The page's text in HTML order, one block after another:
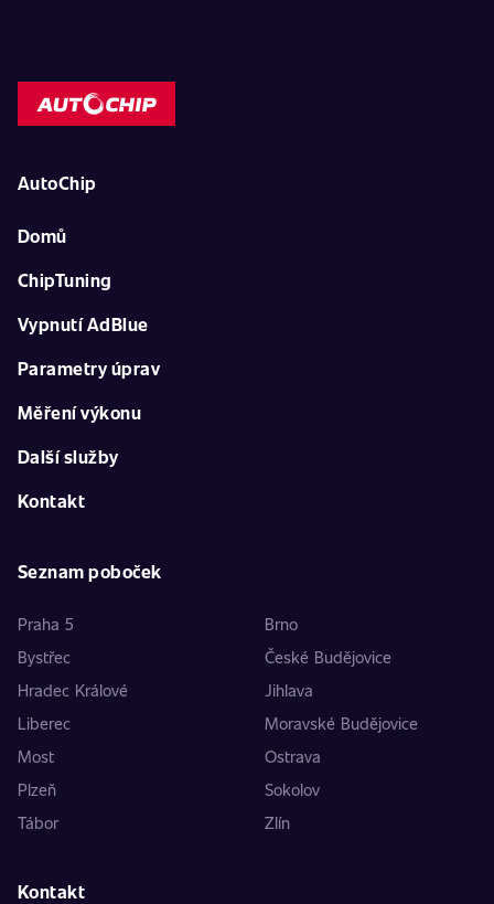
AutoChip
Domů
ChipTuning
Vypnutí AdBlue
Parametry úprav
Měření výkonu
Další služby
Kontakt
Seznam poboček
Praha 5
Brno
Bystřec
České Budějovice
Hradec Králové
Jihlava
Liberec
Moravské Budějovice
Most
Ostrava
Plzeň
Sokolov
Tábor
Zlín
Kontakt